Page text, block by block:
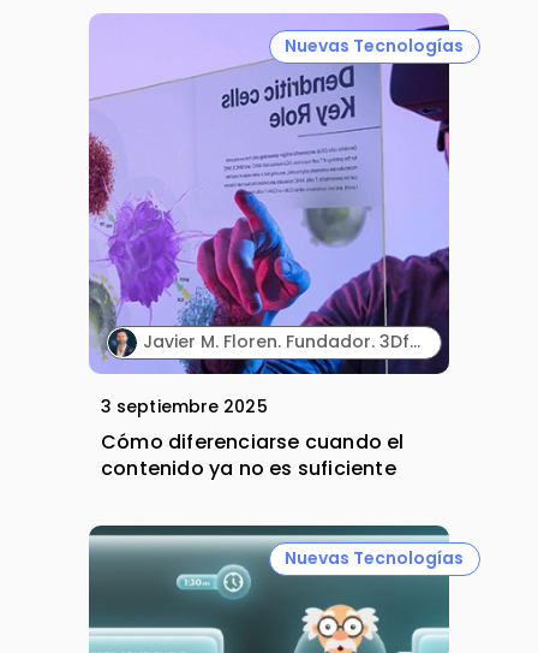
Nuevas Tecnologías
Javier M. Floren. Fundador. 3DforScience.
3 septiembre 2025
Cómo diferenciarse cuando el
contenido ya no es suficiente
Nuevas Tecnologías